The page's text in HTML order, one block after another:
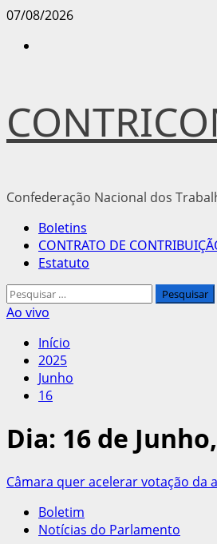
Avançar
07/08/2026
Confederação Nacional dos
Menu
principal
Boletins
CONTRATO DE
Estatuto
Pesquisar
por:
Ao vivo
Início
2025
Junho
16
Dia: 16 de
Câmara quer acelerar votação da
Boletim
Notícias do Parlamento